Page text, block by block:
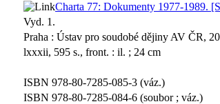
Charta 77: Dokumenty 1977-1989.
Vyd. 1.
Praha : Ústav pro soudobé dějiny AV ČR,
lxxxii, 595 s., front. : il. ; 24 cm
ISBN 978-80-7285-085-3 (váz.)
ISBN 978-80-7285-084-6 (soubor ; váz.)